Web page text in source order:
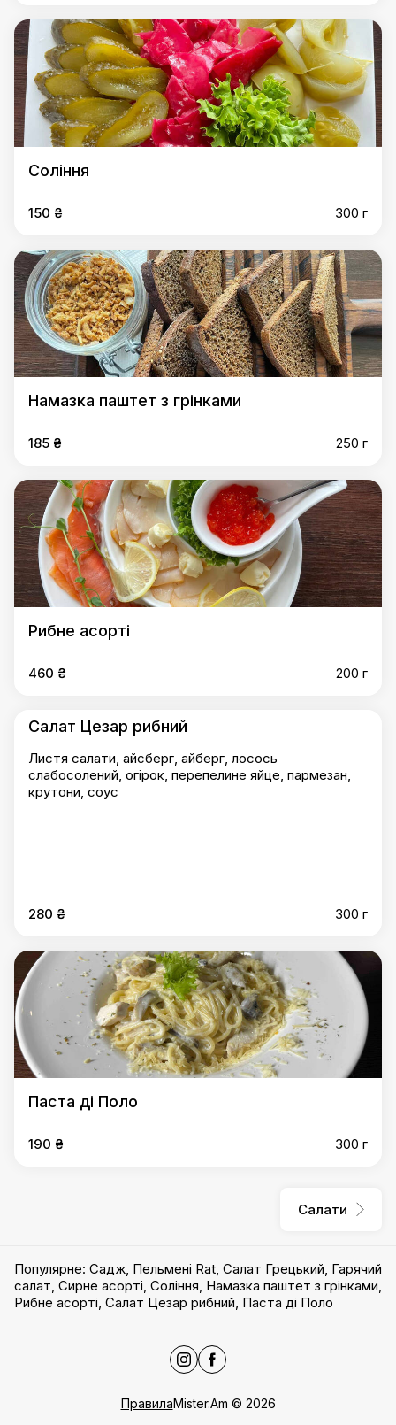
Соління
150 ₴ 300 г
Намазка паштет з грінками
185 ₴ 250 г
Рибне асорті
460 ₴ 200 г
Салат Цезар рибний
Листя салати, айсберг, айберг, лосось
слабосолений, огірок, перепелине яйце, пармезан,
крутони, соус
280 ₴ 300 г
Паста ді Поло
190 ₴ 300 г
Салати
Популярне: Садж, Пельмені Rat, Салат Грецький, Гарячий
салат, Сирне асорті, Соління, Намазка паштет з грінками,
Рибне асорті, Салат Цезар рибний, Паста ді Поло
ПравилаMister.Am © 2026